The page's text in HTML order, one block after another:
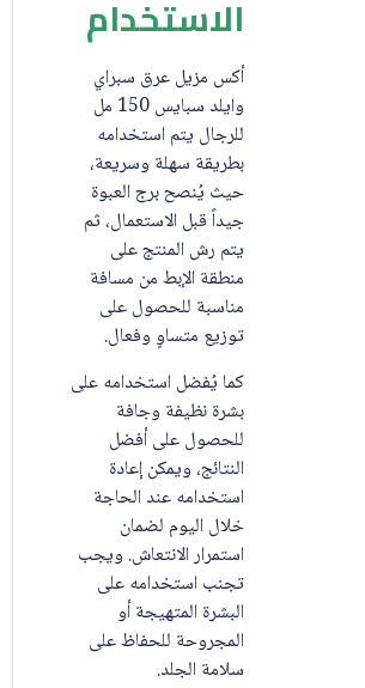
الاستخدام
أكس مزيل عرق سبراي
وايلد سبايس 150 مل
للرجال يتم استخدامه
بطريقة سهلة وسريعة،
حيث يُنصح برج العبوة
جيداً قبل الاستعمال، ثم
يتم رش المنتج على
منطقة الإبط من مسافة
مناسبة للحصول على
توزيع متساوٍ وفعال.
كما يُفضل استخدامه على
بشرة نظيفة وجافة
للحصول على أفضل
النتائج، ويمكن إعادة
استخدامه عند الحاجة
خلال اليوم لضمان
استمرار الانتعاش. ويجب
تجنب استخدامه على
البشرة المتهيجة أو
المجروحة للحفاظ على
سلامة الجلد.